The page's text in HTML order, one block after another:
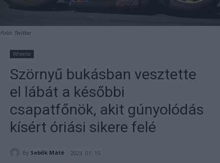
Fotó: Twitter
Wheelie
Szörnyű bukásban vesztette
el lábát a későbbi
csapatfőnök, akit gúnyolódás
kísért óriási sikere felé
By Sebők Máté 2023. 01. 15.